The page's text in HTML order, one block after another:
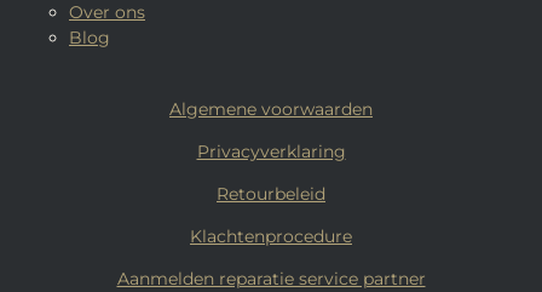
Over ons
Blog
Algemene voorwaarden
Privacyverklaring
Retourbeleid
Klachtenprocedure
Aanmelden reparatie service partner